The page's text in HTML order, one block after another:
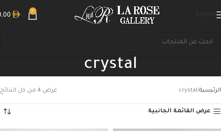
0
crystal
الرئيسية crystal عرض ⁦4⁩ من كل النتائج
عرض القائمة الجانبية